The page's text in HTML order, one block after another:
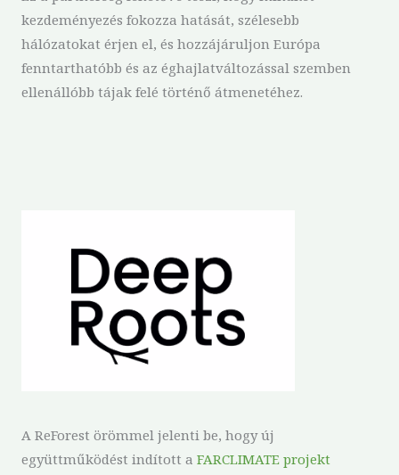
kezdeményezés fokozza hatását, szélesebb
hálózatokat érjen el, és hozzájáruljon Európa
fenntarthatóbb és az éghajlatváltozással szemben
ellenállóbb tájak felé történő átmenetéhez.
A ReForest örömmel jelenti be, hogy új
együttműködést indított a FARCLIMATE projekt